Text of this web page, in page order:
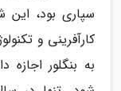
سپاری بود، این
کارآفرینی و
به بنگلور